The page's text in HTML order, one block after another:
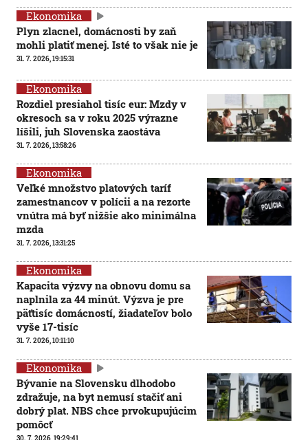
Ekonomika
Plyn zlacnel, domácnosti by zaň
mohli platiť menej. Isté to však nie je
31. 7. 2026, 19:15:31
Ekonomika
Rozdiel presiahol tisíc eur: Mzdy v
okresoch sa v roku 2025 výrazne
líšili, juh Slovenska zaostáva
31. 7. 2026, 13:58:26
Ekonomika
Veľké množstvo platových taríf
zamestnancov v polícii a na rezorte
vnútra má byť nižšie ako minimálna
mzda
31. 7. 2026, 13:31:25
Ekonomika
Kapacita výzvy na obnovu domu sa
naplnila za 44 minút. Výzva je pre
päťtisíc domácností, žiadateľov bolo
vyše 17-tisíc
31. 7. 2026, 10:11:10
Ekonomika
Bývanie na Slovensku dlhodobo
zdražuje, na byt nemusí stačiť ani
dobrý plat. NBS chce prvokupujúcim
pomôcť